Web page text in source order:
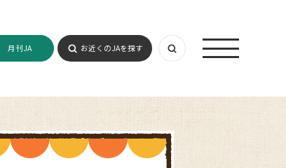
月刊JA お近くのJAを探す